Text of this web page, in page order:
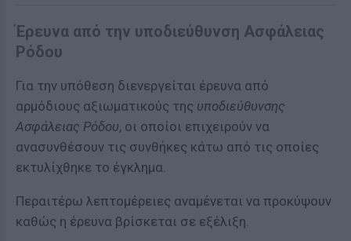
Έρευνα από την υποδιεύθυνση Ασφάλειας
Ρόδου
Για την υπόθεση διενεργείται έρευνα από
αρμόδιους αξιωματικούς της υποδιεύθυνσης
Ασφάλειας Ρόδου, οι οποίοι επιχειρούν να
ανασυνθέσουν τις συνθήκες κάτω από τις οποίες
εκτυλίχθηκε το έγκλημα.
Περαιτέρω λεπτομέρειες αναμένεται να προκύψουν
καθώς η έρευνα βρίσκεται σε εξέλιξη.